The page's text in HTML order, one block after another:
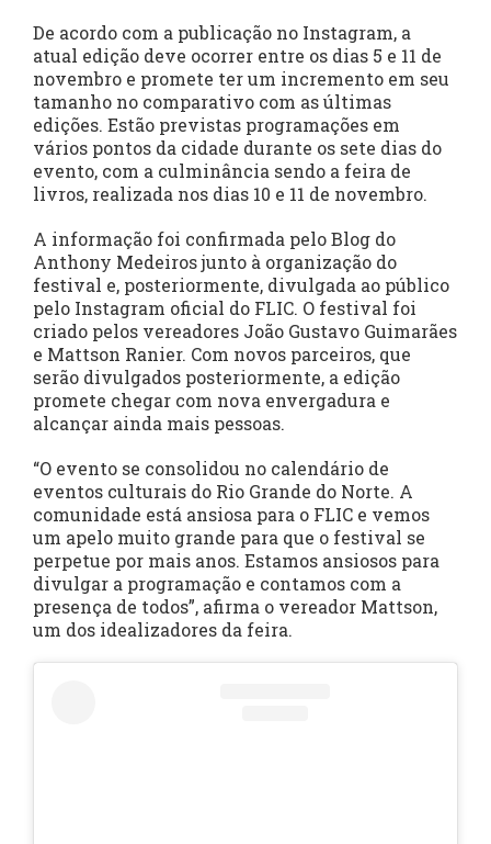
De acordo com a publicação no Instagram, a
atual edição deve ocorrer entre os dias 5 e 11 de
novembro e promete ter um incremento em seu
tamanho no comparativo com as últimas
edições. Estão previstas programações em
vários pontos da cidade durante os sete dias do
evento, com a culminância sendo a feira de
livros, realizada nos dias 10 e 11 de novembro.
A informação foi confirmada pelo Blog do
Anthony Medeiros junto à organização do
festival e, posteriormente, divulgada ao público
pelo Instagram oficial do FLIC. O festival foi
criado pelos vereadores João Gustavo Guimarães
e Mattson Ranier. Com novos parceiros, que
serão divulgados posteriormente, a edição
promete chegar com nova envergadura e
alcançar ainda mais pessoas.
“O evento se consolidou no calendário de
eventos culturais do Rio Grande do Norte. A
comunidade está ansiosa para o FLIC e vemos
um apelo muito grande para que o festival se
perpetue por mais anos. Estamos ansiosos para
divulgar a programação e contamos com a
presença de todos”, afirma o vereador Mattson,
um dos idealizadores da feira.